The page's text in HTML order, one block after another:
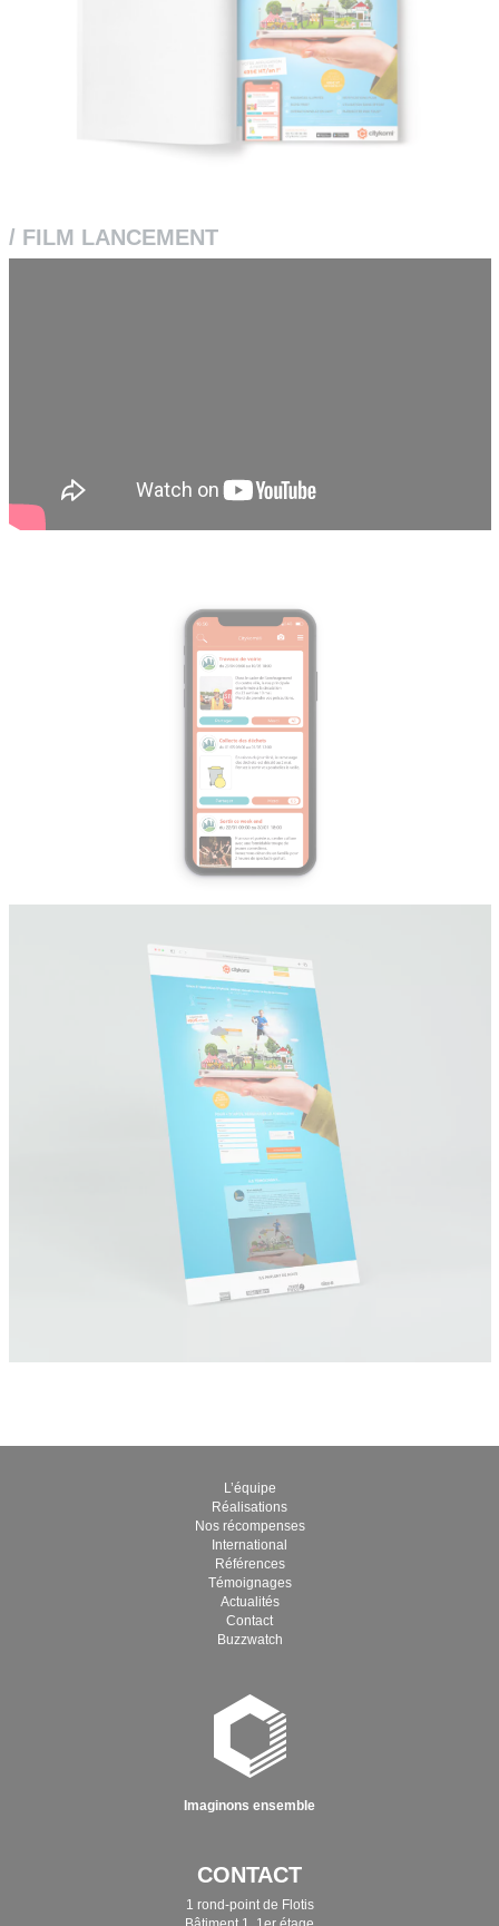
/ FILM LANCEMENT
L’équipe
Réalisations
Nos récompenses
International
Références
Témoignages
Actualités
Contact
Buzzwatch
Imaginons ensemble
CONTACT
1 rond-point de Flotis